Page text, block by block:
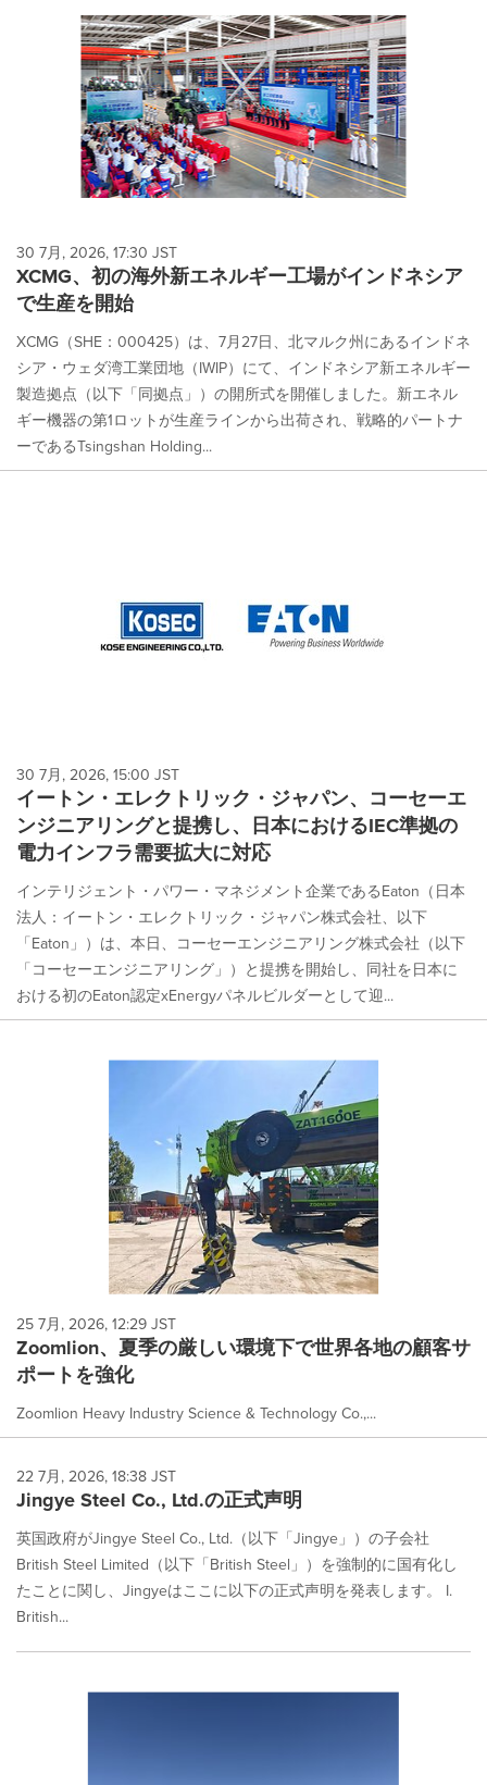
30 7月, 2026, 17:30 JST
XCMG、初の海外新エネルギー工場がインドネシア
で生産を開始
XCMG（SHE：000425）は、7月27日、北マルク州にあるインドネ
シア・ウェダ湾工業団地（IWIP）にて、インドネシア新エネルギー
製造拠点（以下「同拠点」）の開所式を開催しました。新エネル
ギー機器の第1ロットが生産ラインから出荷され、戦略的パートナ
ーであるTsingshan Holding...
30 7月, 2026, 15:00 JST
イートン・エレクトリック・ジャパン、コーセーエ
ンジニアリングと提携し、日本におけるIEC準拠の
電力インフラ需要拡大に対応
インテリジェント・パワー・マネジメント企業であるEaton（日本
法人：イートン・エレクトリック・ジャパン株式会社、以下
「Eaton」）は、本日、コーセーエンジニアリング株式会社（以下
「コーセーエンジニアリング」）と提携を開始し、同社を日本に
おける初のEaton認定xEnergyパネルビルダーとして迎...
25 7月, 2026, 12:29 JST
Zoomlion、夏季の厳しい環境下で世界各地の顧客サ
ポートを強化
Zoomlion Heavy Industry Science & Technology Co.,...
22 7月, 2026, 18:38 JST
Jingye Steel Co., Ltd.の正式声明
英国政府がJingye Steel Co., Ltd.（以下「Jingye」）の子会社
British Steel Limited（以下「British Steel」）を強制的に国有化し
たことに関し、Jingyeはここに以下の正式声明を発表します。 I.
British...